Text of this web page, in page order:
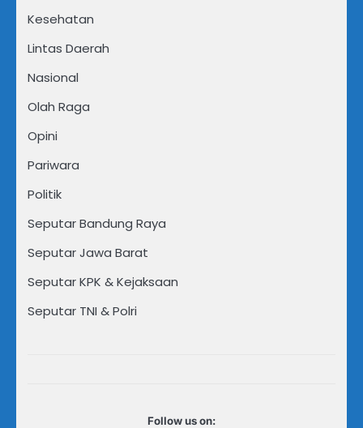
Kesehatan
Lintas Daerah
Nasional
Olah Raga
Opini
Pariwara
Politik
Seputar Bandung Raya
Seputar Jawa Barat
Seputar KPK & Kejaksaan
Seputar TNI & Polri
Follow us on: